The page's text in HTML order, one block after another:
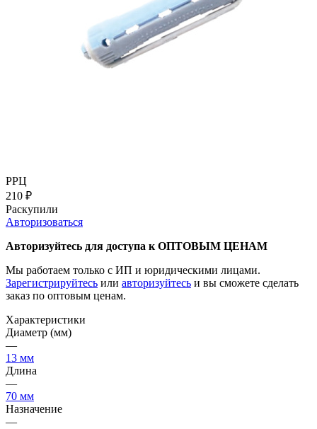
РРЦ
210 ₽
Раскупили
Авторизоваться
Авторизуйтесь для доступа к ОПТОВЫМ ЦЕНАМ
Мы работаем только с ИП и юридическими лицами.
Зарегистрируйтесь или авторизуйтесь и вы сможете сделать
заказ по оптовым ценам.
Характеристики
Диаметр (мм)
—
13 мм
Длина
—
70 мм
Назначение
—